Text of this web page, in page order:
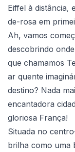
Eiffel à distância,
de-rosa em
Ah, vamos
descobrindo
que chamamos
ar quente
destino? Nada
encantadora
gloriosa França!
Situada no
brilha como uma